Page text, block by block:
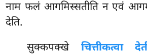
नाम फलं आगमिस्सतीति न एवं
देति.
सुक्कपक्खे चित्तीकत्वा